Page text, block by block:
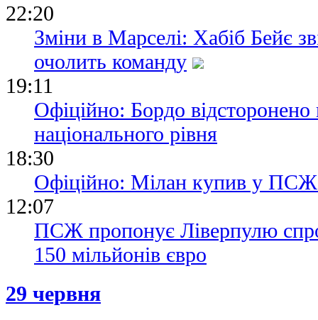
22:20
Зміни в Марселі: Хабіб Бейє
очолить команду
19:11
Офіційно: Бордо відсторонено
національного рівня
18:30
Офіційно: Мілан купив у
12:07
ПСЖ пропонує Ліверпулю
150 мільйонів євро
29 червня